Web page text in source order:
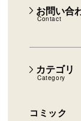
カテゴリ
Category
コミック
お問い合
Contact